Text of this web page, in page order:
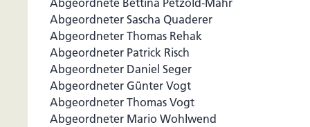
Abgeordnete Bettina Petzold-Mähr
Abgeordneter Sascha Quaderer
Abgeordneter Thomas Rehak
Abgeordneter Patrick Risch
Abgeordneter Daniel Seger
Abgeordneter Günter Vogt
Abgeordneter Thomas Vogt
Abgeordneter Mario Wohlwend